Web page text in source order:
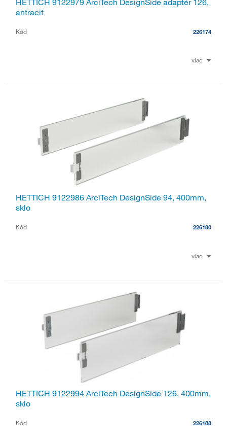
antracit
Kód 226174
viac
HETTICH 9122986 ArciTech DesignSide 94, 400mm,
sklo
Kód 226180
viac
HETTICH 9122994 ArciTech DesignSide 126, 400mm,
sklo
Kód 226188